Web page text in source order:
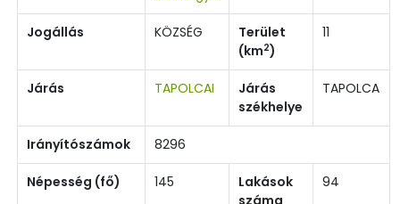
Jogállás KÖZSÉG
Terület
(km2)
11
Járás TAPOLCAI
Járás
székhelye
TAPOLCA
Irányítószámok 8296
Népesség (fő) 145
Lakások
száma
94